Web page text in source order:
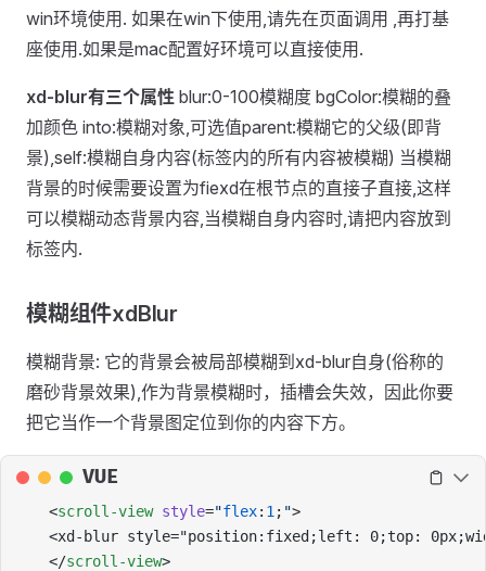
win环境使用. 如果在win下使用,请先在页面调用 ,再打基
座使用.如果是mac配置好环境可以直接使用.
xd-blur有三个属性 blur:0-100模糊度 bgColor:模糊的叠
加颜色 into:模糊对象,可选值parent:模糊它的父级(即背
景),self:模糊自身内容(标签内的所有内容被模糊) 当模糊
背景的时候需要设置为fiexd在根节点的直接子直接,这样
可以模糊动态背景内容,当模糊自身内容时,请把内容放到
标签内.
模糊组件xdBlur
模糊背景: 它的背景会被局部模糊到xd-blur自身(俗称的
磨砂背景效果),作为背景模糊时，插槽会失效，因此你要
把它当作一个背景图定位到你的内容下方。
VUE
<scroll-view style="flex: 1 ; ">
<xd-blur style="position:fixed;left: 0;top:
</scroll-view>